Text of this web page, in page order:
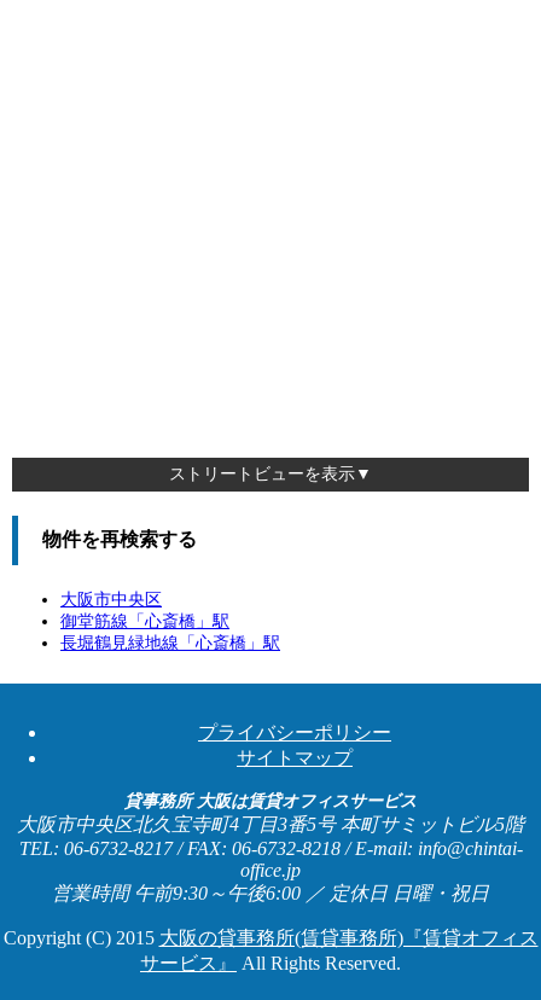
ストリートビューを表示▼
物件を再検索する
大阪市中央区
御堂筋線「 心斎橋 」駅
長堀鶴見緑地線「 心斎橋 」駅
プライバシーポリシー
サイトマップ
貸事務所 大阪は賃貸オフィスサービス
大阪市中央区北久宝寺町4丁目3番5号 本町サミットビル5階
TEL: 06-6732-8217 / FAX: 06-6732-8218 / E-mail: info@chintai-
office.jp
営業時間 午前9:30～午後6:00 ／ 定休日 日曜・祝日
Copyright (C) 2015 大阪の貸事務所(賃貸事務所)『賃貸オフィス
サービス』
All Rights Reserved.